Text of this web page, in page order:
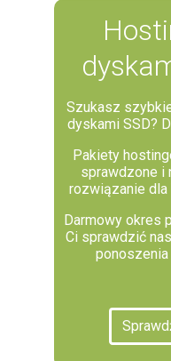
Szukasz
dyskami SSD?
Pakiety
sprawdzone i
rozwiązanie dla
Darmowy okres
Ci sprawdzić